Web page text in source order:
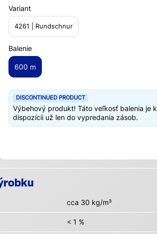
Variant
4261 | Rundschnur
Balenie
600 m
DISCONTINUED PRODUCT
Výbehový produkt! Táto veľkosť balenia je k
dispozícii už len do vypredania zásob.
cca 30 kg/m³
< 1 %